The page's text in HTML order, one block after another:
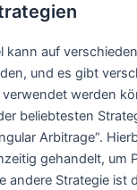
kann auf
und es gibt
werden
beliebtesten
Arbitrage“.
gehandelt, um
andere Strategie ist